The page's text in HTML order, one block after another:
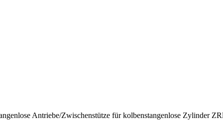
Antriebe/Zwischenstütze für kolbenstangenlose Zylinder